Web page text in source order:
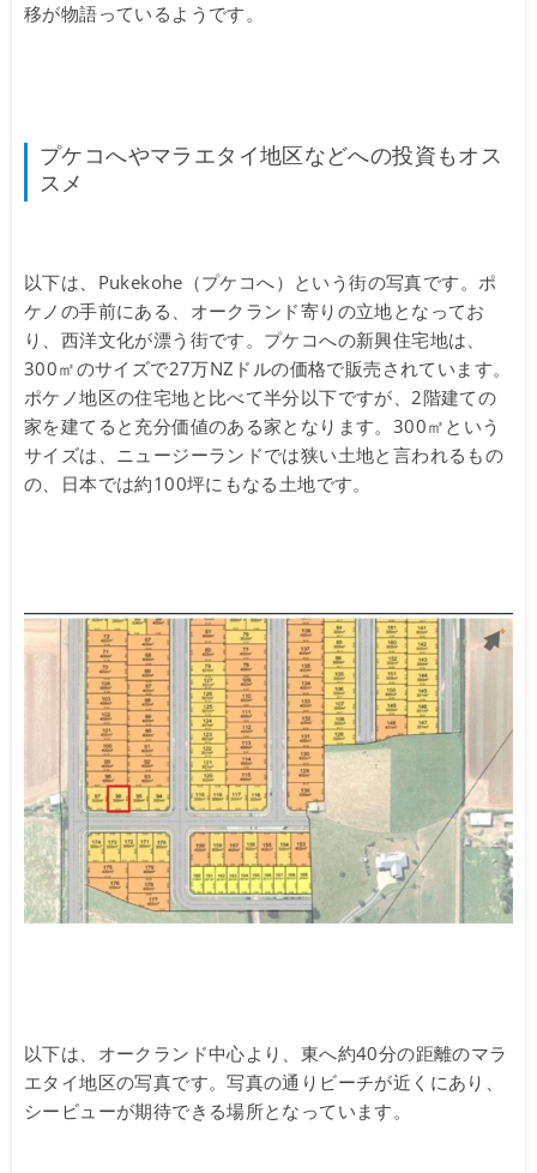
移が物語っているようです。
プケコへやマラエタイ地区などへの投資もオス
スメ
以下は、Pukekohe（プケコへ）という街の写真です。ポ
ケノの手前にある、オークランド寄りの立地となってお
り、西洋文化が漂う街です。プケコへの新興住宅地は、
300㎡のサイズで27万NZドルの価格で販売されています。
ポケノ地区の住宅地と比べて半分以下ですが、2階建ての
家を建てると充分価値のある家となります。300㎡という
サイズは、ニュージーランドでは狭い土地と言われるもの
の、日本では約100坪にもなる土地です。
以下は、オークランド中心より、東へ約40分の距離のマラ
エタイ地区の写真です。写真の通りビーチが近くにあり、
シービューが期待できる場所となっています。